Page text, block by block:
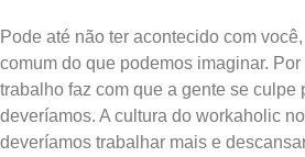
Pode até não ter acontecido com
comum do que podemos imaginar.
trabalho faz com que a gente se culpe
deveríamos. A cultura do workaholic
deveríamos trabalhar mais e